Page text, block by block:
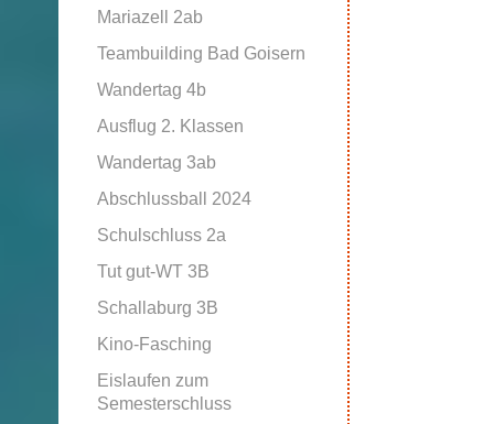
Mariazell 2ab
Teambuilding Bad Goisern
Wandertag 4b
Ausflug 2. Klassen
Wandertag 3ab
Abschlussball 2024
Schulschluss 2a
Tut gut-WT 3B
Schallaburg 3B
Kino-Fasching
Eislaufen zum
Semesterschluss